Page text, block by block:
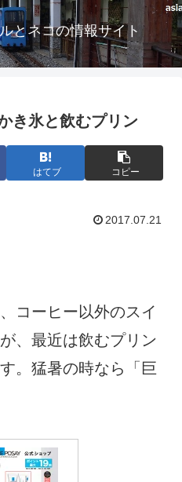
とネコの情報サイト
き氷と飲むプリン
はてブ コピー
2017.07.21
コーヒー以外のスイ
、最近は飲むプリン
。猛暑の時なら「巨